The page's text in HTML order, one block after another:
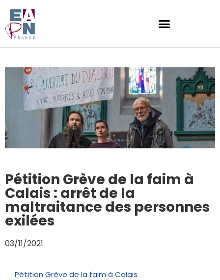
Pétition Grève de la faim à
Calais : arrêt de la
maltraitance des personnes
exilées
03/11/2021
Pétition Grève de la faim à Calais